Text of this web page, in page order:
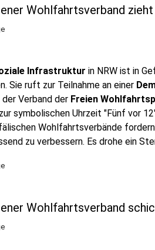
Wohlfahrtsverband
Infrastruktur in NRW ist in
Sie ruft zur Teilnahme an einer
Verband der Freien
symbolischen Uhrzeit "Fünf vor
Wohlfahrtsverbände
zu verbessern. Es drohe ein
Wohlfahrtsverband